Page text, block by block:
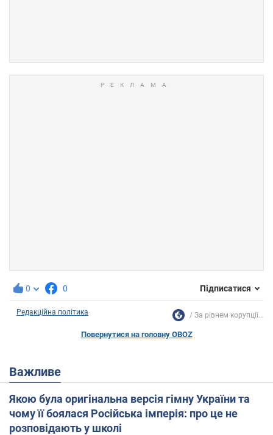
0 0 Підписатися
Редакційна політика За рівнем корупції...
Повернутися на головну OBOZ
Важливе
Якою була оригінальна версія гімну України та
чому її боялася Російська імперія: про це не
розповідають у школі